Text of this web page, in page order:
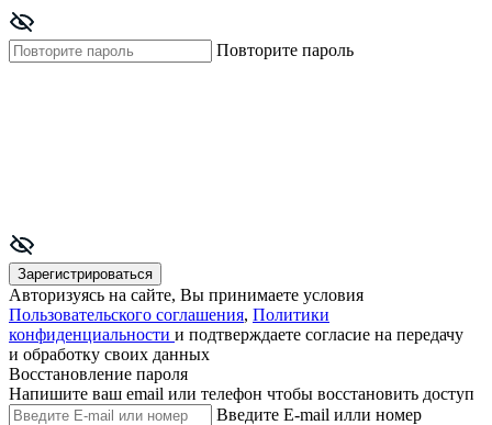
Повторите пароль
Зарегистрироваться
Авторизуясь на сайте, Вы принимаете условия
Пользовательского соглашения, Политики
конфиденциальности и подтверждаете согласие на передачу
и обработку своих данных
Восстановление пароля
Напишите ваш email или телефон чтобы восстановить доступ
Введите E-mail илли номер